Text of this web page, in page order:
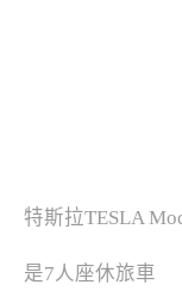
特斯拉TESLA
是7人座休旅車